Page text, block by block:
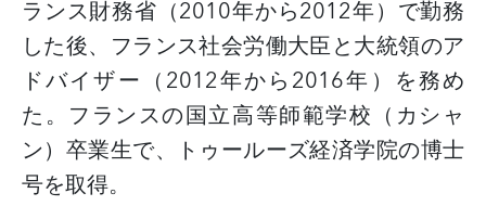
ランス財務省（2010年から2012年）で勤務
した後、フランス社会労働大臣と大統領のア
ドバイザー（2012年から2016年）を務め
た。フランスの国立高等師範学校（カシャ
ン）卒業生で、トゥールーズ経済学院の博士
号を取得。